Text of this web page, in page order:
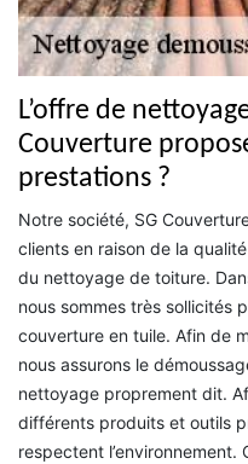
L’offre de
Couverture
prestations ?
Notre société, SG
clients en raison de la
du nettoyage de toiture.
nous sommes très sollicités
couverture en tuile. Afin de
nous assurons le
nettoyage proprement dit.
différents produits et outils
respectent